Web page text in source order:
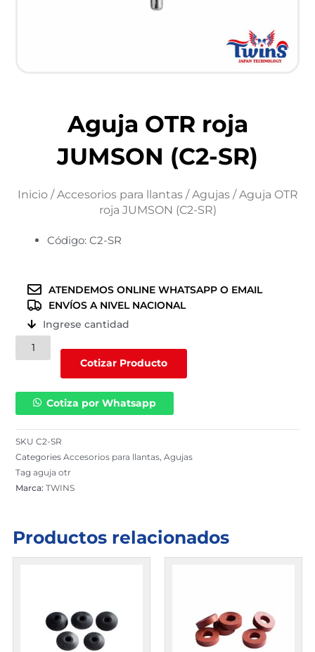
Aguja OTR roja
JUMSON (C2-SR)
Inicio/Accesorios para llantas/Agujas/ Aguja OTR
roja JUMSON (C2-SR)
Código: C2-SR
ATENDEMOS ONLINE WHATSAPP O EMAIL
ENVÍOS A NIVEL NACIONAL
Ingrese cantidad
Aguja
OTR
(C2-
Cotizar Producto
Cotiza por Whatsapp
SKUC2-SR
Categories Accesorios para llantas ,Agujas
Tag aguja otr
Marca:TWINS
Productos relacionados